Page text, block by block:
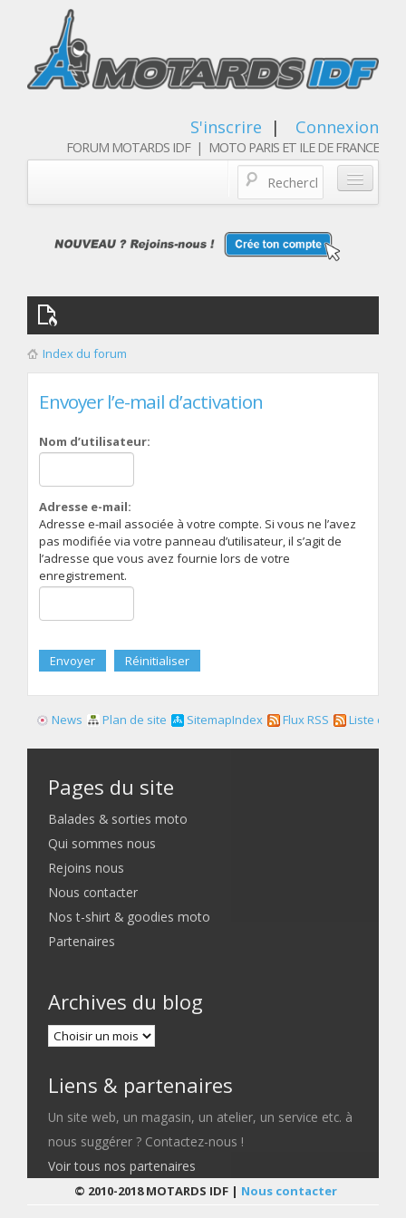
S'inscrire | Connexion
FORUM MOTARDS IDF | MOTO PARIS ET ILE DE FRANCE
Qui sommes nous
Les membres
Index du forum
Envoyer l’e-mail d’activation
Nom d’utilisateur:
Adresse e-mail:
Adresse e-mail associée à votre compte. Si vous ne l’avez
pas modifiée via votre panneau d’utilisateur, il s’agit de
l’adresse que vous avez fournie lors de votre
enregistrement.
News Plan de site SitemapIndex Flux RSS Liste des
Pages du site
Balades & sorties moto
Qui sommes nous
Rejoins nous
Nous contacter
Nos t-shirt & goodies moto
Partenaires
Archives du blog
Liens & partenaires
Un site web, un magasin, un atelier, un service etc. à
nous suggérer ? Contactez-nous !
Voir tous nos partenaires
© 2010-2018 MOTARDS IDF | Nous contacter